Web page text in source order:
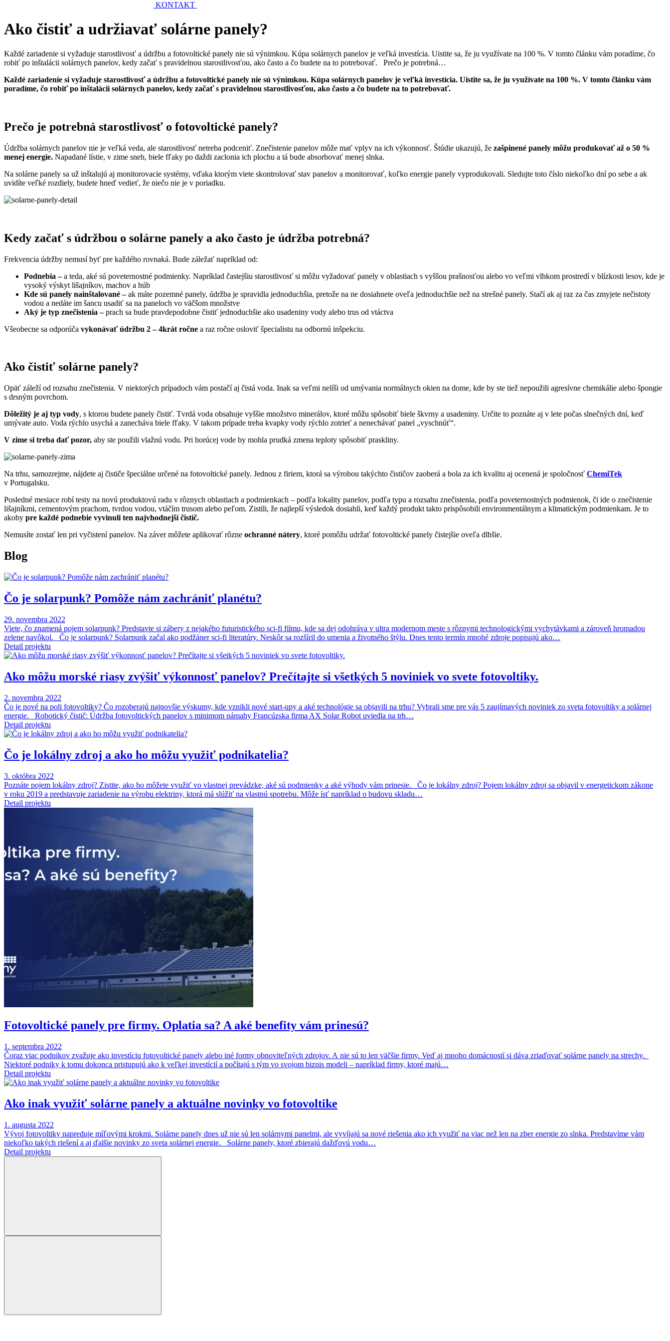
KONTAKT
Ako čistiť a udržiavať solárne panely?
Každé zariadenie si vyžaduje starostlivosť a údržbu a fotovoltické panely nie sú výnimkou. Kúpa solárnych panelov je veľká investícia. Uistite sa, že ju využívate na 100 %. V tomto článku vám poradíme, čo
robiť po inštalácii solárnych panelov, kedy začať s pravidelnou starostlivosťou, ako často a čo budete na to potrebovať. Prečo je potrebná…
Každé zariadenie si vyžaduje starostlivosť a údržbu a fotovoltické panely nie sú výnimkou. Kúpa solárnych panelov je veľká investícia. Uistite sa, že ju využívate na 100 %. V tomto článku vám
poradíme, čo robiť po inštalácii solárnych panelov, kedy začať s pravidelnou starostlivosťou, ako často a čo budete na to potrebovať.
Prečo je potrebná starostlivosť o fotovoltické panely?
Údržba solárnych panelov nie je veľká veda, ale starostlivosť netreba podceniť. Znečistenie panelov môže mať vplyv na ich výkonnosť. Štúdie ukazujú, že zašpinené panely môžu produkovať až o 50 %
menej energie. Napadané lístie, v zime sneh, biele fľaky po daždi zaclonia ich plochu a tá bude absorbovať menej slnka.
Na solárne panely sa už inštalujú aj monitorovacie systémy, vďaka ktorým viete skontrolovať stav panelov a monitorovať, koľko energie panely vyprodukovali. Sledujte toto číslo niekoľko dní po sebe a ak
uvidíte veľké rozdiely, budete hneď vedieť, že niečo nie je v poriadku.
Kedy začať s údržbou o solárne panely a ako často je údržba potrebná?
Frekvencia údržby nemusí byť pre každého rovnaká. Bude záležať napríklad od:
Podnebia –a teda, aké sú poveternostné podmienky. Napríklad častejšiu starostlivosť si môžu vyžadovať panely v oblastiach s vyššou prašnosťou alebo vo veľmi vlhkom prostredí v blízkosti lesov, kde je
vysoký výskyt lišajníkov, machov a húb
Kde sú panely nainštalované –ak máte pozemné panely, údržba je spravidla jednoduchšia, pretože na ne dosiahnete oveľa jednoduchšie než na strešné panely. Stačí ak aj raz za čas zmyjete nečistoty
vodou a nedáte im šancu usadiť sa na paneloch vo väčšom množstve
Aký je typ znečistenia –prach sa bude pravdepodobne čistiť jednoduchšie ako usadeniny vody alebo trus od vtáctva
Všeobecne sa odporúča vykonávať údržbu 2 – 4krát ročne a raz ročne osloviť špecialistu na odbornú inšpekciu.
Ako čistiť solárne panely?
Opäť záleží od rozsahu znečistenia. V niektorých prípadoch vám postačí aj čistá voda. Inak sa veľmi nelíši od umývania normálnych okien na dome, kde by ste tiež nepoužili agresívne chemikálie alebo špongie
s drsným povrchom.
Dôležitý je aj typ vody, s ktorou budete panely čistiť. Tvrdá voda obsahuje vyššie množstvo minerálov, ktoré môžu spôsobiť biele škvrny a usadeniny. Určite to poznáte aj v lete počas slnečných dní, keď
umývate auto. Voda rýchlo usychá a zanecháva biele fľaky. V takom prípade treba kvapky vody rýchlo zotrieť a nenechávať panel „vyschnúť“.
V zime si treba dať pozor, aby ste použili vlažnú vodu. Pri horúcej vode by mohla prudká zmena teploty spôsobiť praskliny.
Na trhu, samozrejme, nájdete aj čističe špeciálne určené na fotovoltické panely. Jednou z firiem, ktorá sa výrobou takýchto čističov zaoberá a bola za ich kvalitu aj ocenená je spoločnosť ChemiTek
v Portugalsku.
Posledné mesiace robí testy na novú produktovú radu v rôznych oblastiach a podmienkach – podľa lokality panelov, podľa typu a rozsahu znečistenia, podľa poveternostných podmienok, či ide o znečistenie
lišajníkmi, cementovým prachom, tvrdou vodou, vtáčím trusom alebo peľom. Zistili, že najlepší výsledok dosiahli, keď každý produkt takto prispôsobili environmentálnym a klimatickým podmienkam. Je to
akoby pre každé podnebie vyvinuli ten najvhodnejší čistič.
Nemusíte zostať len pri vyčistení panelov. Na záver môžete aplikovať rôzne ochranné nátery, ktoré pomôžu udržať fotovoltické panely čistejšie oveľa dlhšie.
Blog
Čo je solarpunk? Pomôže nám zachrániť planétu?
29. novembra 2022
Viete, čo znamená pojem solarpunk? Predstavte si zábery z nejakého futuristického sci-fi filmu, kde sa dej odohráva v ultra modernom meste s rôznymi technologickými vychytávkami a zároveň hromadou
zelene navôkol. Čo je solarpunk? Solarpunk začal ako podžáner sci-fi literatúry. Neskôr sa rozšíril do umenia a životného štýlu. Dnes tento termín mnohé zdroje popisujú ako…
Detail projektu
Ako môžu morské riasy zvýšiť výkonnosť panelov? Prečítajte si všetkých 5 noviniek vo svete fotovoltiky.
2. novembra 2022
Čo je nové na poli fotovoltiky? Čo rozoberajú najnovšie výskumy, kde vznikli nové start-upy a aké technológie sa objavili na trhu? Vybrali sme pre vás 5 zaujímavých noviniek zo sveta fotovoltiky a solárnej
energie. Robotický čistič: Údržba fotovoltických panelov s minimom námahy Francúzska firma AX Solar Robot uviedla na trh…
Detail projektu
Čo je lokálny zdroj a ako ho môžu využiť podnikatelia?
3. októbra 2022
Poznáte pojem lokálny zdroj? Zistite, ako ho môžete využiť vo vlastnej prevádzke, aké sú podmienky a aké výhody vám prinesie. Čo je lokálny zdroj? Pojem lokálny zdroj sa objavil v energetickom zákone
v roku 2019 a predstavuje zariadenie na výrobu elektriny, ktorá má slúžiť na vlastnú spotrebu. Môže ísť napríklad o budovu skladu…
Detail projektu
Fotovoltické panely pre firmy. Oplatia sa? A aké benefity vám prinesú?
1. septembra 2022
Čoraz viac podnikov zvažuje ako investíciu fotovoltické panely alebo iné formy obnoviteľných zdrojov. A nie sú to len väčšie firmy. Veď aj mnoho domácností si dáva zriaďovať solárne panely na strechy.
Niektoré podniky k tomu dokonca pristupujú ako k veľkej investícií a počítajú s tým vo svojom biznis modeli – napríklad firmy, ktoré majú…
Detail projektu
Ako inak využiť solárne panely a aktuálne novinky vo fotovoltike
1. augusta 2022
Vývoj fotovoltiky napreduje míľovými krokmi. Solárne panely dnes už nie sú len solárnymi panelmi, ale vyvíjajú sa nové riešenia ako ich využiť na viac než len na zber energie zo slnka. Predstavíme vám
niekoľko takých riešení a aj ďalšie novinky zo sveta solárnej energie. Solárne panely, ktoré zbierajú dažďovú vodu…
Detail projektu